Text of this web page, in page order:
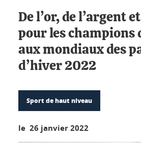
De l’or, de l’argent
pour les champions
aux mondiaux des
d’hiver 2022
Sport de haut niveau
le 26 janvier 2022